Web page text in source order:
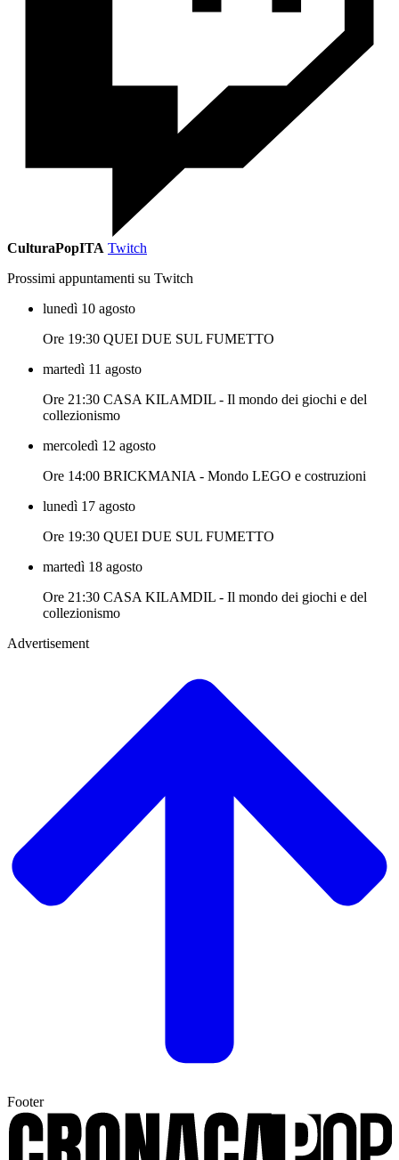
CulturaPopITA Twitch
Prossimi appuntamenti su Twitch
lunedì 10 agosto
Ore 19:30 QUEI DUE SUL FUMETTO
martedì 11 agosto
Ore 21:30 CASA KILAMDIL - Il mondo dei giochi e del
collezionismo
mercoledì 12 agosto
Ore 14:00 BRICKMANIA - Mondo LEGO e costruzioni
lunedì 17 agosto
Ore 19:30 QUEI DUE SUL FUMETTO
martedì 18 agosto
Ore 21:30 CASA KILAMDIL - Il mondo dei giochi e del
collezionismo
Advertisement
Footer